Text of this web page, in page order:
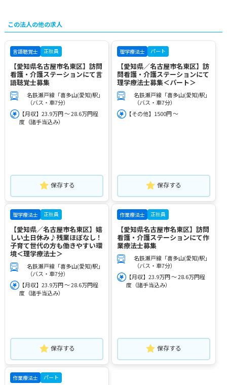
この法人の他の求人
言語聴覚士 正社員
【愛知県名古屋市名東区】訪問
看護・介護ステーションにて言
語聴覚士募集
名鉄瀬戸線「喜多山(愛知)駅」
（バス・車7分）
【月収】23.9万円 ～ 28.6万円程
度（諸手当込み）
保存する
理学療法士 パート
【愛知県／名古屋市名東区】訪
問看護・介護ステーションにて
理学療法士募集＜パート＞
名鉄瀬戸線「喜多山(愛知)駅」
（バス・車7分）
【その他】1500円 ～
保存する
理学療法士 正社員
【愛知県／名古屋市名東区】嬉
しい土日休み♪残業ほぼなし！
子育て世代の方も働きやすい環
境＜理学療法士＞
名鉄瀬戸線「喜多山(愛知)駅」
（バス・車7分）
【月収】23.9万円 ～ 28.6万円程
度（諸手当込み）
保存する
作業療法士 正社員
【愛知県名古屋市名東区】訪問
看護・介護ステーションにて作
業療法士募集
名鉄瀬戸線「喜多山(愛知)駅」
（バス・車7分）
【月収】23.9万円 ～ 28.6万円程
度（諸手当込み）
保存する
作業療法士 パート